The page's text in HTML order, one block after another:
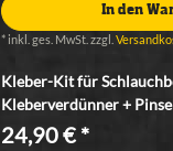
In den
* inkl. ges. MwSt. zzgl.
Kleber-Kit für
Kleberverdünner +
24,90 € *